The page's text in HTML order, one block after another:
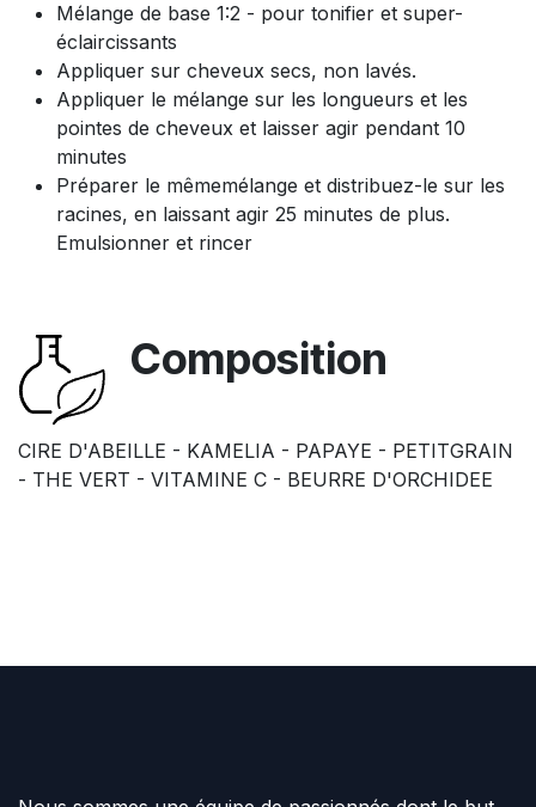
Mélange de base 1:2 - pour tonifier et super-
éclaircissants
Appliquer sur cheveux secs, non lavés.
Appliquer le mélange sur les longueurs et les
pointes de cheveux et laisser agir pendant 10
minutes
Préparer le mêmemélange et distribuez-le sur les
racines, en laissant agir 25 minutes de plus.
Emulsionner et rincer
Composition
CIRE D'ABEILLE - KAMELIA - PAPAYE - PETITGRAIN
- THE VERT - VITAMINE C - BEURRE D'ORCHIDEE